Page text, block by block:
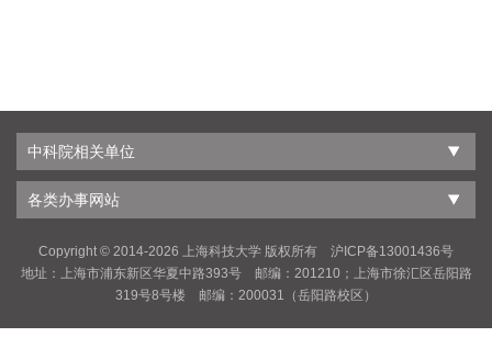
中科院相关单位
各类办事网站
Copyright © 2014-2026 上海科技大学 版权所有 沪ICP备13001436号
地址：上海市浦东新区华夏中路393号 邮编：201210；上海市徐汇区岳阳路
319号8号楼 邮编：200031（岳阳路校区）